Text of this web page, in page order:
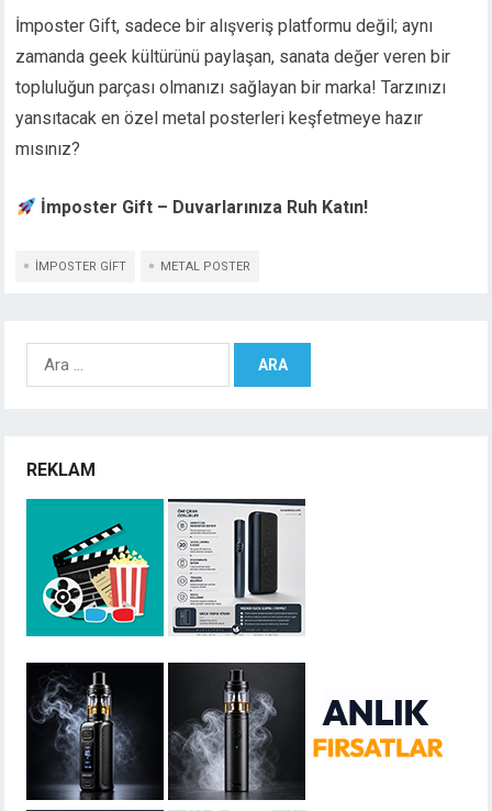
İmposter Gift, sadece bir alışveriş platformu değil; aynı
zamanda geek kültürünü paylaşan, sanata değer veren bir
topluluğun parçası olmanızı sağlayan bir marka! Tarzınızı
yansıtacak en özel metal posterleri keşfetmeye hazır
mısınız?
İmposter Gift – Duvarlarınıza Ruh Katın!
IMPOSTER GIFT METAL POSTER
Arama:
REKLAM